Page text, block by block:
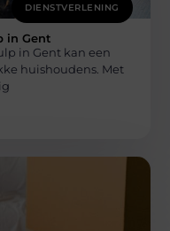
DIENSTVERLENING
in Gent
in Gent kan een
huishoudens. Met